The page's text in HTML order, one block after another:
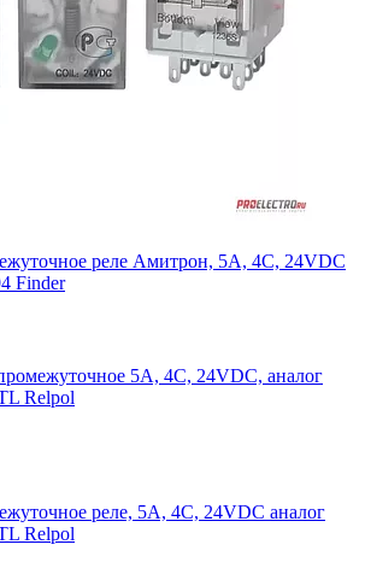
реле Амитрон, 5А, 4С, 24VDC
Finder
5А, 4С, 24VDC, аналог
Relpol
реле, 5А, 4С, 24VDC аналог
Relpol